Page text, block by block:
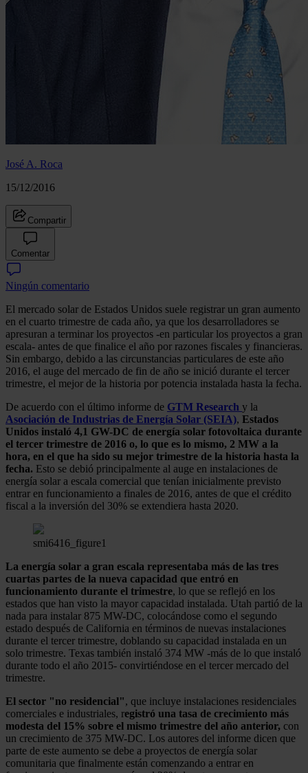
José A. Roca
15/12/2016
Compartir
Comentar
Ningún comentario
El mercado solar de Estados Unidos suele registrar un gran aumento
en el cuarto trimestre de cada año, ya que los desarrolladores se
apresuran a terminar los proyectos -en particular los proyectos a gran
escala- antes de que finalice el año por razones fiscales y financieras.
Sin embargo, debido a las circunstancias particulares de este año
2016, el auge del mercado de fin de año se inició durante el tercer
trimestre, el mejor de la historia por potencia instalada hasta la fecha.
De acuerdo con el último informe de GTM Research y la
Asociación de Industrias de Energía Solar (SEIA), Estados
Unidos instaló 4,1 GW-DC de energía solar fotovoltaica durante
el tercer trimestre de 2016 o, lo que es lo mismo, 2 MW a la
hora, en el que ha sido su mejor trimestre de la historia hasta la
fecha. Esto se debió principalmente al auge en instalaciones de
energía solar a escala comercial que tenían inicialmente previsto
entrar en funcionamiento a finales de 2016, antes de que el crédito
fiscal a la inversión del 30% se extendiera hasta 2020.
smi6416_figure1
La energía solar a gran escala representaba más de las tres
cuartas partes de la nueva capacidad que entró en
funcionamiento durante el trimestre, lo que se reflejó en los
estados que han visto la mayor capacidad instalada. Utah partió de la
nada para instalar 875 MW-DC, colocándose como el segundo
estado después de California en términos de nuevas instalaciones
durante el tercer trimestre, doblando su capacidad instalada en un
solo trimestre. Texas también instaló 374 MW -más de lo que instaló
durante todo el año 2015- convirtiéndose en el tercer mercado del
trimestre.
El sector "no residencial", que incluye instalaciones residenciales
comerciales e industriales, registró una tasa de crecimiento más
modesta del 15% sobre el mismo trimestre del año anterior, con
un crecimiento de 375 MW-DC. Los autores del informe dicen que
parte de este aumento se debe a proyectos de energía solar
comunitaria que finalmente están comenzando a entrar en